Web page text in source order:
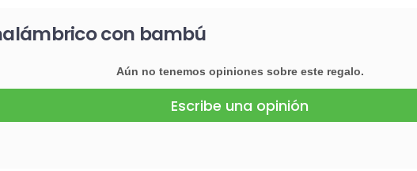
con bambú
Aún no tenemos opiniones sobre este regalo.
Escribe una opinión